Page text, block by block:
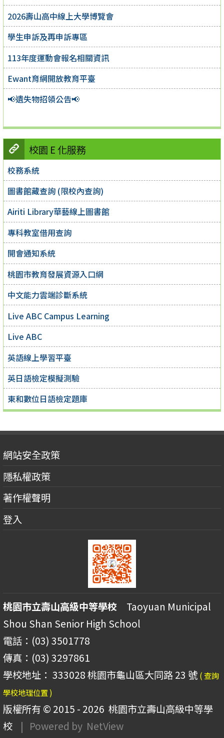
2026壽山高中線上大學博覽會
學生申訴及再申訴專區
113年度運動會報名相關資訊
Ewant育網開放教育平臺
📢遺失物招領公告📢
校園 E 化服務
校務系統
圖書館藏查詢 (限校內查詢)
Airiti Library華藝線上圖書館
專科教室借用查詢
開會通知系統
桃園市教育發展資源入口網
中文能力雲端診斷系統
Live ABC Campus Learning
Live ABC
英語線上學習平臺
英日語檢定模擬測驗
東和數位日語檢定題庫
網站安全政策
隱私權政策
著作權聲明
登入
桃園市立壽山高級中等學校 Taoyuan Municipal
Shou Shan Senior High School
電話：(03) 3501778
傳真：(03) 3297861
學校地址： 333028 桃園市龜山區大同路 23 號 ( 查詢
學校地理位置 )
版權所有 © 2015 - 2026 桃園市立壽山高級中等學
校
| Powered by NetView